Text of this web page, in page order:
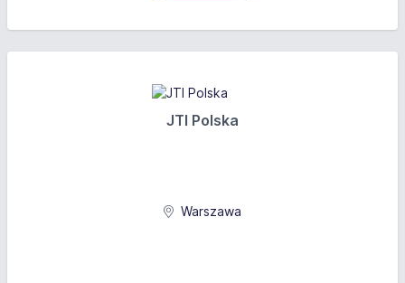
JTI Polska
Warszawa